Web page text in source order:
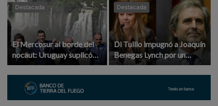
Destacada
El Mercosur al borde del
nocaut: Uruguay suplicó
frenar la pelea Argentina-
Brasil mientras Lula le
declara la guerra a EE.UU.
Destacada
Di Tullio impugnó a Joaquín
Benegas Lynch por un
presunto conflicto de
intereses en el debate de la